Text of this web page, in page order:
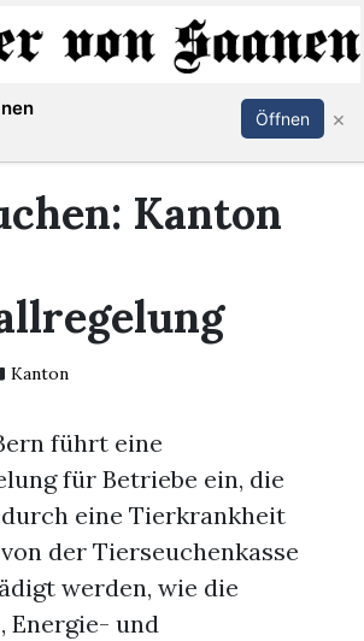
Abonnieren Anmelden
Kanton
Kanton
führt eine
für Betriebe ein, die
eine Tierkrankheit
der Tierseuchenkasse
werden, wie die
Energie- und
Öffnen ×